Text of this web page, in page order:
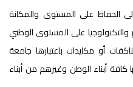
الحفاظ على المستوى والمكانة
والتكنولوجيا على المستوى الوطني
أو مكايدات باعتبارها جامعة
أبناء الوطن وغيرهم من أبناء